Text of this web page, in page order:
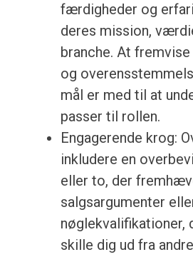
færdigheder og
deres mission,
branche. At
og
mål er med til at
passer til rollen.
Engagerende krog:
inkludere en
eller to, der
salgsargumenter
nøglekvalifikationer,
skille dig ud fra